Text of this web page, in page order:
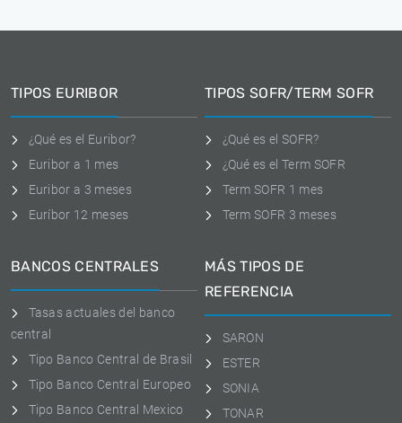
TIPOS EURIBOR
¿Qué es el Euribor?
Euribor a 1 mes
Euribor a 3 meses
Euríbor 12 meses
TIPOS SOFR/TERM SOFR
¿Qué es el SOFR?
¿Qué es el Term SOFR
Term SOFR 1 mes
Term SOFR 3 meses
BANCOS CENTRALES
Tasas actuales del banco
central
Tipo Banco Central de Brasil
Tipo Banco Central Europeo
Tipo Banco Central Mexico
MÁS TIPOS DE
REFERENCIA
SARON
ESTER
SONIA
TONAR